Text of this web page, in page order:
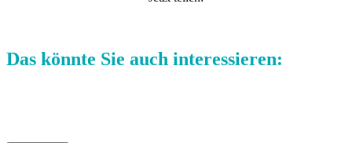
Das könnte Sie auch interessieren: